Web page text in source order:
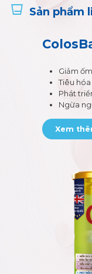
Sản phẩm
Giảm
Tiêu
Phát
Ngừa
Xem